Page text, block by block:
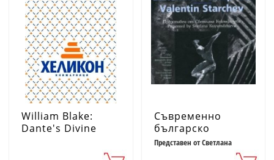
William Blake:
Dante's Divine
Съвременно
българско
изкуство. Имена:
Валентин Старчев
Представен от Светлана